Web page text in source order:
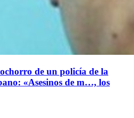
de un policía de la
«Asesinos de m…, los